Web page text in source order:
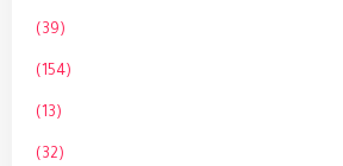
(39)
(154)
(13)
(32)